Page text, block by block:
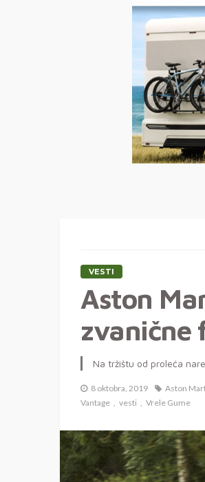
VESTI
Aston
zvanične
Na tržištu od proleća
8 oktobra, 2019 Aston
Vantage
vesti Vrele Gume